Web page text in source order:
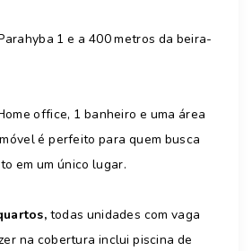
1 e a 400 metros da beira-
office, 1 banheiro e uma área
é perfeito para quem busca
em um único lugar.
todas unidades com vaga
na cobertura inclui piscina de